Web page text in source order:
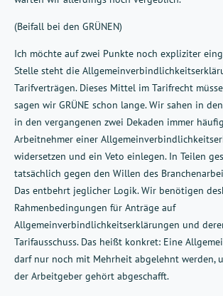
(Beifall bei den GRÜNEN)
Ich möchte auf zwei Punkte noch expliziter
Stelle steht die
Tarifverträgen. Dieses Mittel im Tarifrecht
sagen wir GRÜNE schon lange. Wir sahen in
in den vergangenen zwei Dekaden immer
Arbeitnehmer einer
widersetzen und ein Veto einlegen. In Teilen
tatsächlich gegen den Willen des
Das entbehrt jeglicher Logik. Wir benötigen
Rahmenbedingungen für Anträge auf
Allgemeinverbindlichkeitserklärungen und
Tarifausschuss. Das heißt konkret: Eine
darf nur noch mit Mehrheit abgelehnt werden,
der Arbeitgeber gehört abgeschafft.